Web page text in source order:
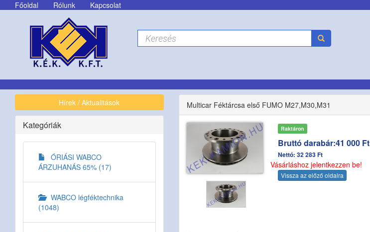
Főoldal Rólunk Kapcsolat
Hírek / Aktualitások
Kategóriák
ÓRIÁSI WABCO
ÁRZUHANÁS 65% (17)
WABCO légféktechnika
(1048)
Multicar Féktárcsa első FUMO M27,M30,M31
Raktáron
Bruttó darabár:41 000 Ft
Nettó: 32 283 Ft
Vásárláshoz jelentkezzen be!
Vissza az előző oldalra